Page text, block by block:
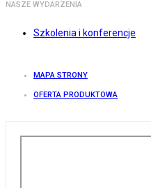
NASZE WYDARZENIA
Szkolenia i konferencje
MAPA STRONY
OFERTA PRODUKTOWA